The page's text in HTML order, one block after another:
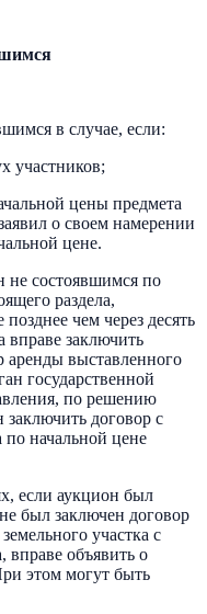
в случае, если:
участников;
цены предмета
о своем намерении
цене.
не состоявшимся по
раздела,
чем через десять
вправе заключить
аренды выставленного
государственной
по решению
заключить договор с
начальной цене
если аукцион был
был заключен договор
участка с
вправе объявить о
этом могут быть